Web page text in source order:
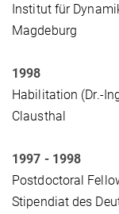
Institut für
Magdeburg
1998
Habilitation (Dr.-
Clausthal
1997 - 1998
Postdoctoral
Stipendiat des